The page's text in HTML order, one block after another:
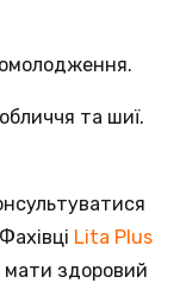
та шиї.
Lita Plus
мати здоровий